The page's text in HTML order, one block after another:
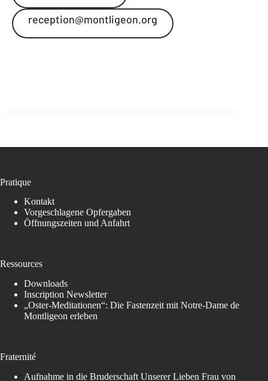
reception@montligeon.org
Pratique
Kontakt
Vorgeschlagene Opfergaben
Öffnungszeiten und Anfahrt
Ressources
Downloads
Inscription Newsletter
„Oster-Meditationen“: Die Fastenzeit mit Notre-Dame de
Montligeon erleben
Fraternité
Aufnahme in die Bruderschaft Unserer Lieben Frau von